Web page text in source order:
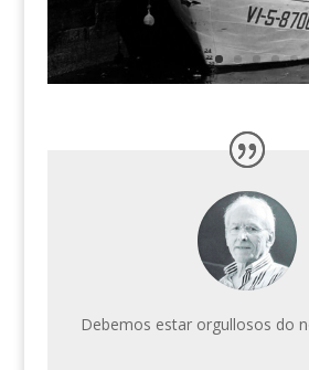
Debemos estar orgullosos do